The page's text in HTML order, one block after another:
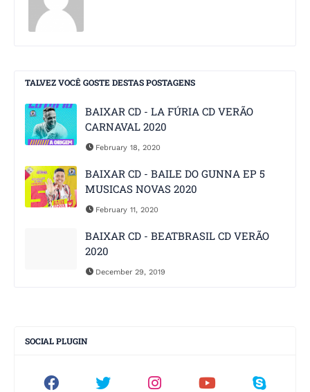
TALVEZ VOCÊ GOSTE DESTAS POSTAGENS
BAIXAR CD - LA FÚRIA CD VERÃO
CARNAVAL 2020
February 18, 2020
BAIXAR CD - BAILE DO GUNNA EP 5
MUSICAS NOVAS 2020
February 11, 2020
BAIXAR CD - BEATBRASIL CD VERÃO
2020
December 29, 2019
SOCIAL PLUGIN